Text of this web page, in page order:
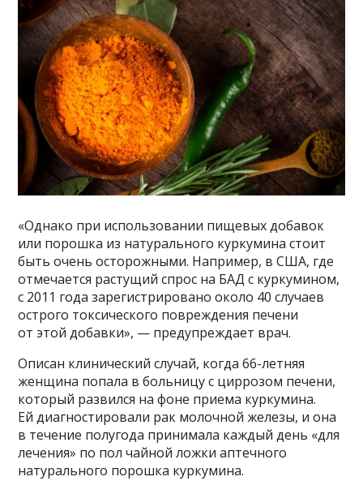
«Однако при использовании пищевых добавок
или порошка из натурального куркумина стоит
быть очень осторожными. Например, в США, где
отмечается растущий спрос на БАД с куркумином,
с 2011 года зарегистрировано около 40 случаев
острого токсического повреждения печени
от этой добавки», — предупреждает врач.
Описан клинический случай, когда 66-летняя
женщина попала в больницу с циррозом печени,
который развился на фоне приема куркумина.
Ей диагностировали рак молочной железы, и она
в течение полугода принимала каждый день «для
лечения» по пол чайной ложки аптечного
натурального порошка куркумина.